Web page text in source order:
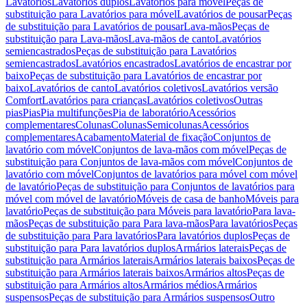
substituição para Lavatórios para móvelLavatórios de pousarPeças
de substituição para Lavatórios de pousarLava-mãosPeças de
substituição para Lava-mãosLava-mãos de cantoLavatórios
semiencastradosPeças de substituição para Lavatórios
semiencastradosLavatórios encastradosLavatórios de encastrar por
baixoPeças de substituição para Lavatórios de encastrar por
baixoLavatórios de cantoLavatórios coletivosLavatórios versão
ComfortLavatórios para criançasLavatórios coletivosOutras
piasPiasPia multifunçõesPia de laboratórioAcessórios
complementaresColunasColunasSemicolunasAcessórios
complementaresAcabamentoMaterial de fixaçãoConjuntos de
lavatório com móvelConjuntos de lava-mãos com móvelPeças de
substituição para Conjuntos de lava-mãos com móvelConjuntos de
lavatório com móvelConjuntos de lavatórios para móvel com móvel
de lavatórioPeças de substituição para Conjuntos de lavatórios para
móvel com móvel de lavatórioMóveis de casa de banhoMóveis para
lavatórioPeças de substituição para Móveis para lavatórioPara lava-
mãosPeças de substituição para Para lava-mãosPara lavatóriosPeças
de substituição para Para lavatóriosPara lavatórios duplosPeças de
substituição para Para lavatórios duplosArmários lateraisPeças de
substituição para Armários lateraisArmários laterais baixosPeças de
substituição para Armários laterais baixosArmários altosPeças de
substituição para Armários altosArmários médiosArmários
suspensosPeças de substituição para Armários suspensosOutro